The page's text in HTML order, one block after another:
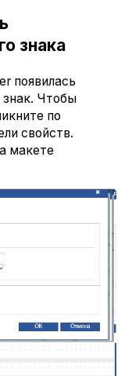
знака
появилась
знак. Чтобы
по
свойств.
макете